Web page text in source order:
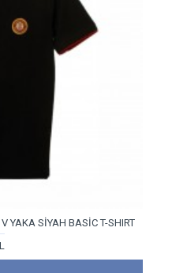
YAKA SİYAH BASİC T-SHIRT